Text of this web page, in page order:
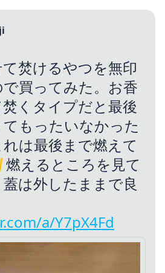
焚けるやつを無印
買ってみた。お香
くタイプだと最後
もったいなかった
は最後まで燃えて
えるところを見て
は外したままで良
a/Y7pX4Fd